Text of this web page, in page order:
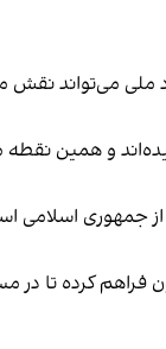
ملی می‌تواند نقش
و همین نقطه
جمهوری اسلامی
کرده تا در